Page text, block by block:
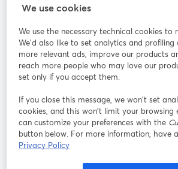
StreamYard：
参加する
ライ
ンセ
ミナ
ー
Facebook
新しいタブで開く
Instagram
新しいタブで開く
We use cookies
We use the necessary technical cookies to
We'd also like to set analytics and profiling
more relevant ads, improve our products
reach more people who may love our
set only if you accept them.
If you close this message, we won’t set
cookies, and this won’t limit your browsing
can customize your preferences with the
button below. For more information, have
Privacy Policy